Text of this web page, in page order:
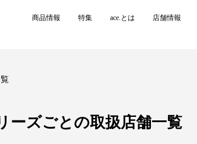
商品情報 特集 ace.とは 店舗情報
ーズごとの取扱店舗一覧